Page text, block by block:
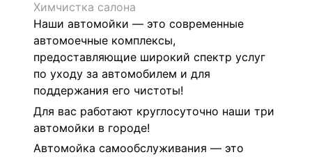
Химчистка салона
Наши автомойки — это современные
автомоечные комплексы,
предоставляющие широкий спектр услуг
по уходу за автомобилем и для
поддержания его чистоты!
Для вас работают круглосуточно наши три
автомойки в городе!
Автомойка самообслуживания — это